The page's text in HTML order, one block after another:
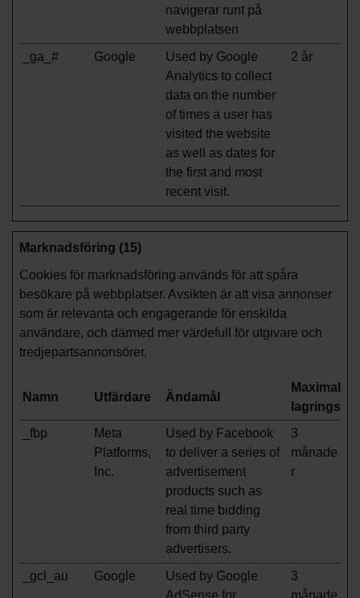
navigerar runt på
webbplatsen
_ga_# Google
Used by Google
Analytics to collect
data on the number
of times a user has
visited the website
as well as dates for
the first and most
recent visit.
2 år
Marknadsföring (15)
Cookies för marknadsföring används för att spåra
besökare på webbplatser. Avsikten är att visa annonser
som är relevanta och engagerande för enskilda
användare, och därmed mer värdefull för utgivare och
tredjepartsannonsörer.
Namn Utfärdare Ändamål
Maximal
lagringstid
_fbp
Meta
Platforms,
Inc.
Used by Facebook
to deliver a series of
advertisement
products such as
real time bidding
from third party
advertisers.
3
månade
r
_gcl_au Google
Used by Google
AdSense for
3
månade